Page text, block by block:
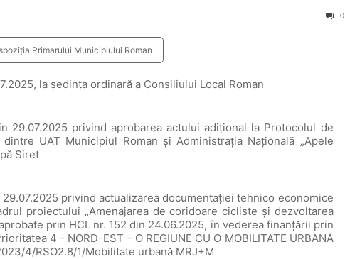
0
Primarului Municipiului Roman
la şedinţa ordinară a Consiliului Local Roman
29.07.2025 privind aprobarea actului adițional la Protocolul de
UAT Municipiul Roman și Administrația Națională „Apele
Siret
29.07.2025 privind actualizarea documentației tehnico economice
proiectului „Amenajarea de coridoare cicliste și dezvoltarea
prin HCL nr. 152 din 24.06.2025, în vederea finanțării prin
4 - NORD-EST – O REGIUNE CU O MOBILITATE URBANĂ
4/RSO2.8/1/Mobilitate urbană MRJ+M